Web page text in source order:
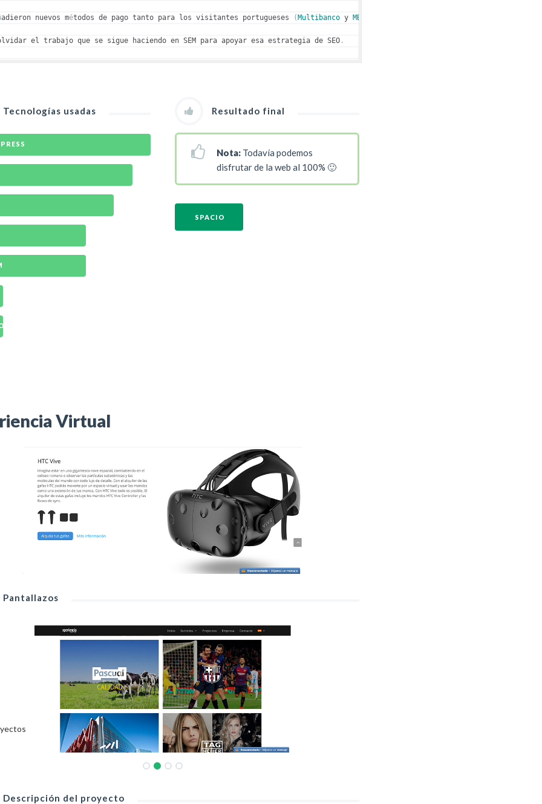
adieron nuevos métodos de pago tanto para los visitantes portugueses (Multibanco y MBWay
el trabajo que se sigue haciendo en SEM para apoyar esa estrategia de SEO .
Tecnologías usadas Resultado final
Nota: Todavía podemos
disfrutar de la web al 100% 🙂
SPACIO
Virtual
Pantallazos
Descripción del proyecto